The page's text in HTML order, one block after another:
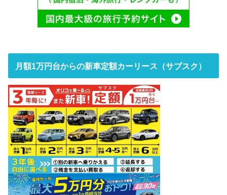
月額1万円台からの新車定額カーリース（サブスク）